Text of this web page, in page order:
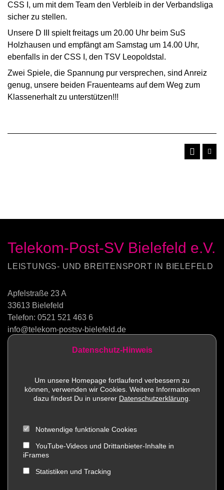
CSS I, um mit dem Team den Verbleib in der Verbandsliga
sicher zu stellen.
Unsere D III spielt freitags um 20.00 Uhr beim SuS
Holzhausen und empfängt am Samstag um 14.00 Uhr,
ebenfalls in der CSS I, den TSV Leopoldstal.
Zwei Spiele, die Spannung pur versprechen, sind Anreiz
genug, unsere beiden Frauenteams auf dem Weg zum
Klassenerhalt zu unterstützen!!!
Telekom-Post-SV Bielefeld e.V.
LEISTUNGS- UND BREITENSPORT IN BIELEFELD
Apfelstraße 23 A
33613 Bielefeld
Telefon: 0521 521 463 6
info@telekom-postsv-bielefeld.de
Sportstätten
Social Media
Datenschutz-Hinweis
Um unsere Homepage fortlaufend verbessern zu
können, verwenden wir Cookies. Weitere Informationen
dazu findest Du in unserer Datenschutzerklärung
Notwendige funktionale Cookies
YouTube-Videos und Drittanbieter-Inhalte in
iFrames
Statistiken und Tracking